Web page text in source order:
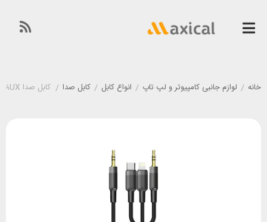
خانه / لوازم جانبی کامپیوتر و لپ تاپ / انواع کابل / کابل صدا / کابل صدا AUX به تایپ سی لایتنینگ و AUX پرودو مدل Porodo PD-AUX3N1